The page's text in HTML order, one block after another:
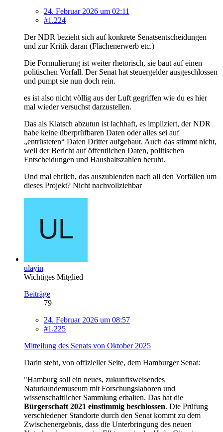
24. Februar 2026 um 02:11
#1.224
Der NDR bezieht sich auf konkrete Senatsentscheidungen
und zur Kritik daran (Flächenerwerb etc.)
Die Formulierung ist weiter rhetorisch, sie baut auf einen
politischen Vorfall. Der Senat hat steuergelder ausgeschlossen
und pumpt sie nun doch rein.
es ist also nicht völlig aus der Luft gegriffen wie du es hier
mal wieder versuchst darzustellen.
Das als Klatsch abzutun ist lachhaft, es impliziert, der NDR
habe keine überprüfbaren Daten oder alles sei auf
„entrüsteten“ Daten Dritter aufgebaut. Auch das stimmt nicht,
weil der Bericht auf öffentlichen Daten, politischen
Entscheidungen und Haushaltszahlen beruht.
Und mal ehrlich, das auszublenden nach all den Vorfällen um
dieses Projekt? Nicht nachvollziehbar
ulayin
Wichtiges Mitglied
Beiträge
79
24. Februar 2026 um 08:57
#1.225
Mitteilung des Senats von Oktober 2025
Darin steht, von offizieller Seite, dem Hamburger Senat:
"Hamburg soll ein neues, zukunftsweisendes
Naturkundemuseum mit Forschungslaboren und
wissenschaftlicher Sammlung erhalten. Das hat die
Bürgerschaft 2021 einstimmig beschlossen. Die Prüfung
verschiedener Standorte durch den Senat kommt zu dem
Zwischenergebnis, dass die Unterbringung des neuen